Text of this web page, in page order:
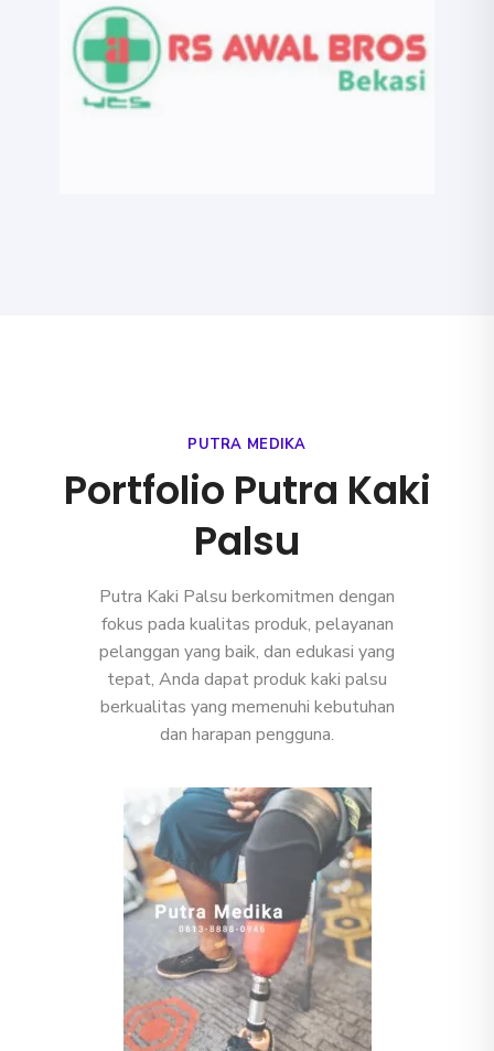
PUTRA MEDIKA
Portfolio Putra Kaki
Palsu
Putra Kaki Palsu berkomitmen dengan
fokus pada kualitas produk, pelayanan
pelanggan yang baik, dan edukasi yang
tepat, Anda dapat produk kaki palsu
berkualitas yang memenuhi kebutuhan
dan harapan pengguna.